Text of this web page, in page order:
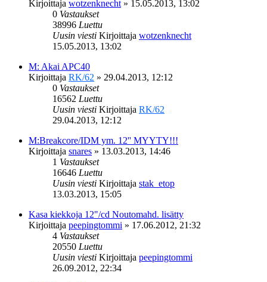
Kirjoittaja wotzenknecht » 15.05.2013, 13:02
0 Vastaukset
38996 Luettu
Uusin viesti Kirjoittaja wotzenknecht
15.05.2013, 13:02
M: Akai APC40
Kirjoittaja RK/62 » 29.04.2013, 12:12
0 Vastaukset
16562 Luettu
Uusin viesti Kirjoittaja RK/62
29.04.2013, 12:12
M:Breakcore/IDM ym. 12'' MYYTY!!!
Kirjoittaja snares » 13.03.2013, 14:46
1 Vastaukset
16646 Luettu
Uusin viesti Kirjoittaja stak_etop
13.03.2013, 15:05
Kasa kiekkoja 12"/cd Noutomahd. lisätty
Kirjoittaja peepingtommi » 17.06.2012, 21:32
4 Vastaukset
20550 Luettu
Uusin viesti Kirjoittaja peepingtommi
26.09.2012, 22:34